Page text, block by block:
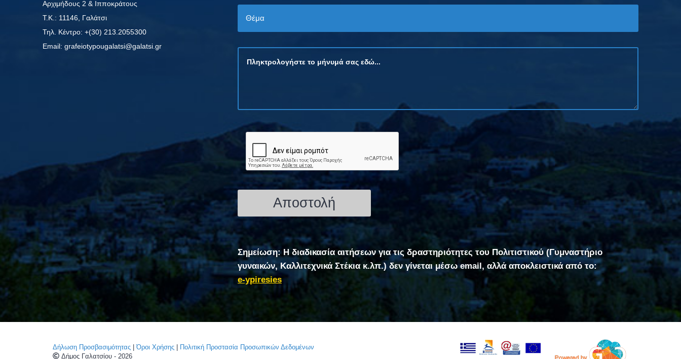
Αρχιμήδους 2 & Ιπποκράτους
Τ.Κ.: 11146, Γαλάτσι
Τηλ. Κέντρο: +(30) 213.2055300
Εmail: grafeiotypougalatsi@galatsi.gr
Σημείωση: Η διαδικασία αιτήσεων για τις δραστηριότητες του Πολιτιστικού (Γυμναστήριο
γυναικών, Καλλιτεχνικά Στέκια κ.λπ.) δεν γίνεται μέσω email, αλλά αποκλειστικά από το:
e-ypiresies
Δήλωση Προσβασιμότητας |Όροι Χρήσης | Πολιτική Προστασία Προσωπικών Δεδομένων
Δήμος Γαλατσίου - 2026